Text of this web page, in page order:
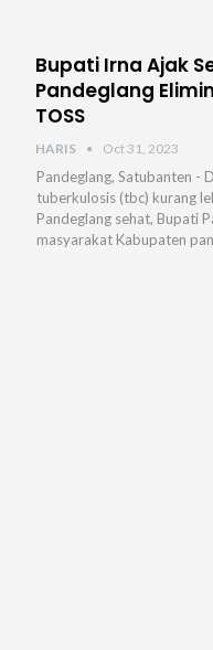
Bupati Irna Ajak
Pandeglang
TOSS
HARIS Oct 31, 2023
Pandeglang, Satubanten -
tuberkulosis (tbc) kurang
Pandeglang sehat, Bupati
masyarakat Kabupaten